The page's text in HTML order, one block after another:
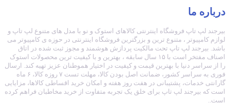
درباره ما
بیرجند لپ تاپ فروشگاه اینترنتی کالاهای استوک و نو با مدل های متنوع لپ تاپ و
لوازم کامپیوتر ، متنوع ترین و بزرگترین فروشگاه اینترنتی در حوزه ی کامپیوتر می
باشد. بیرجند لپ تاپ تحت مالکیت پردازش هوشمند و مجوز ثبت شده در اتاق
اصناف مفتخر است با ۱۵ سال سابقه ، بهترین و با کیفیت ترین محصولات استوک
را از سراسر دنیا با بهترین قیمت و کیفیت در اختیار هموطنان عزیز تهیه کند. ارسال
فوری به سراسر کشور، ضمانت اصل بودن کالا، مهلت تست ۷ روزه کالا، ۶ ماه
گارانتی خدمات، پشتیبانی در هفت روز هفته و امکان خرید اقساطی کالاها، مزایایی
است که بیرجند لپ تاپ برای خلق یک تجربه متفاوت از خرید مخاطبان فراهم کرده
است..